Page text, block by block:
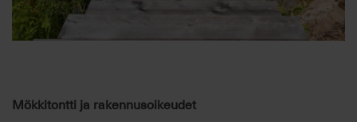
Mökkitontti ja rakennusoikeudet